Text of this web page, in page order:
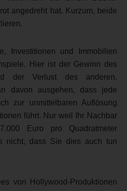
angedreht hat. Kurzum, beide
Investitionen und Immobilien
Hier ist der Gewinn des
der Verlust des anderen.
davon ausgehen, dass jede
zur unmittelbaren Auflösung
führt. Nur weil Ihr Nachbar
Euro pro Quadratmeter
nicht, dass Sie dies auch tun
von Hollywood-Produktionen